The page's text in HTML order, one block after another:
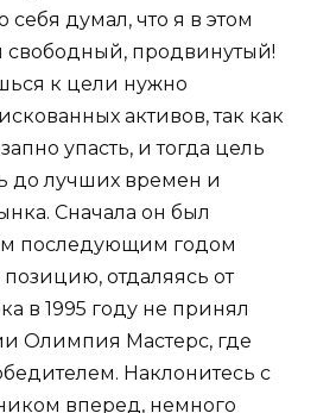
думал, что я в этом
свободный, продвинутый!
к цели нужно
активов, так как
упасть, и тогда цель
до лучших времен и
Сначала он был
последующим годом
отдаляясь от
в 1995 году не принял
Олимпия Мастерс, где
Наклонитесь с
вперед, немного